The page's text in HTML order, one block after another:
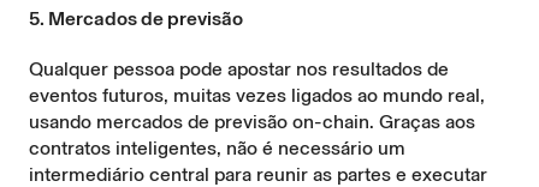
5. Mercados de previsão
Qualquer pessoa pode apostar nos resultados de
eventos futuros, muitas vezes ligados ao mundo real,
usando mercados de previsão on-chain. Graças aos
contratos inteligentes, não é necessário um
intermediário central para reunir as partes e executar